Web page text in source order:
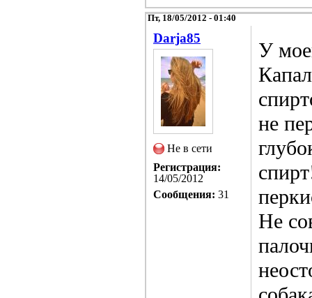
Пт, 18/05/2012 - 01:40
Darja85
Не в сети
Регистрация:
14/05/2012
Сообщения: 31
У
не
Не